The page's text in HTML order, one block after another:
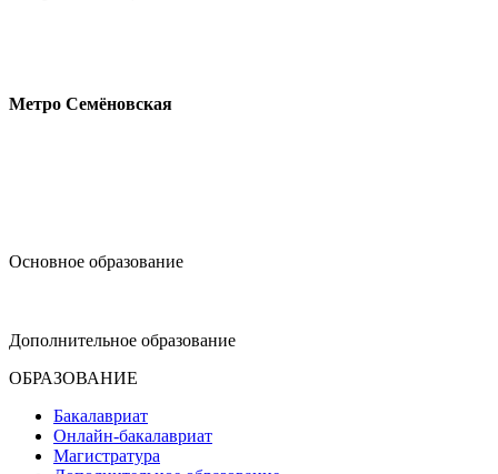
Метро Семёновская
Основное образование
Дополнительное образование
ОБРАЗОВАНИЕ
Бакалавриат
Онлайн-бакалавриат
Магистратура